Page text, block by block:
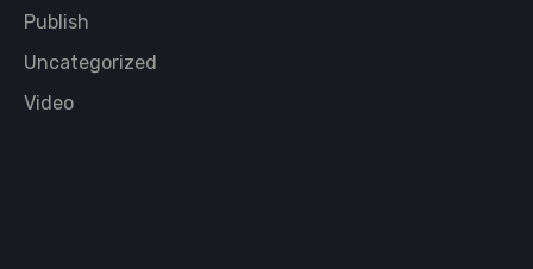
Publish
Uncategorized
Video